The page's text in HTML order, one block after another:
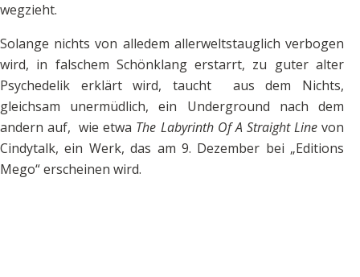
wegzieht.
Solange nichts von alledem allerweltstauglich verbogen
wird, in falschem Schönklang erstarrt, zu guter alter
Psychedelik erklärt wird, taucht aus dem Nichts,
gleichsam unermüdlich, ein Underground nach dem
andern auf, wie etwa The Labyrinth Of A Straight Linevon
Cindytalk, ein Werk, das am 9. Dezember bei „Editions
Mego“ erscheinen wird.